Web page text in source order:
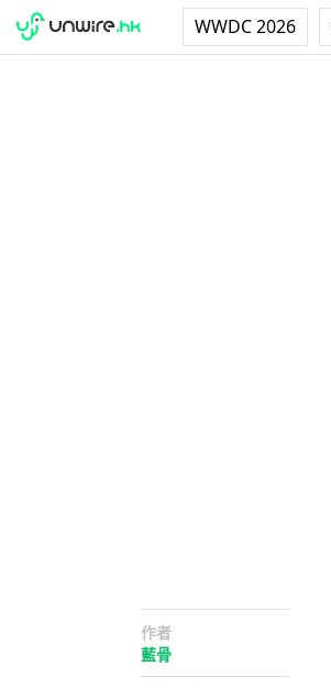
WWDC 2026
作者
藍骨